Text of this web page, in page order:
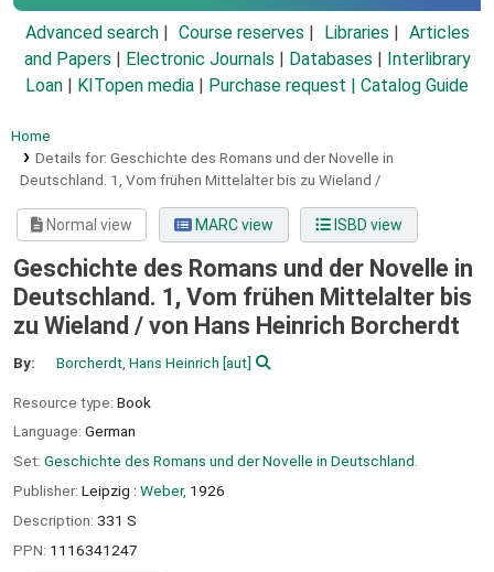
Advanced search Course reserves Libraries
Articles
and Papers
Electronic Journals Databases
Interlibrary
Loan
KITopen media Purchase request | Catalog Guide
Home
Details for: Geschichte des Romans und der Novelle in
Deutschland. 1, Vom frühen Mittelalter bis zu Wieland /
Normal view MARC view ISBD view
Geschichte des Romans und der Novelle in
Deutschland. 1, Vom frühen Mittelalter bis
zu Wieland / von Hans Heinrich Borcherdt
By: Borcherdt, Hans Heinrich [aut]
Resource type: Book
Language: German
Set: Geschichte des Romans und der Novelle in Deutschland.
Publisher: Leipzig : Weber, 1926
Description: 331 S
PPN: 1116341247